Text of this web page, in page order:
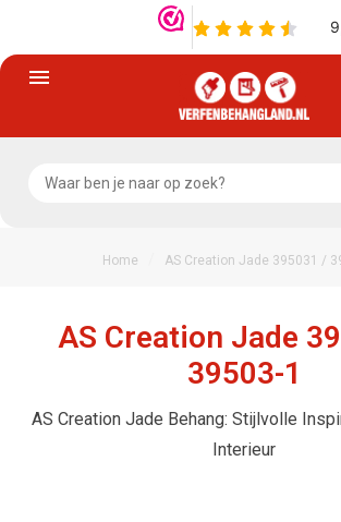
Home AS Creation Jade 395031 /
AS Creation Jade
39503-1
AS Creation Jade Behang: Stijlvolle
Interieur